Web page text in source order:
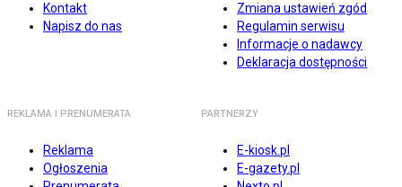
Kontakt
Napisz do nas
Zmiana ustawień zgód
Regulamin serwisu
Informacje o nadawcy
Deklaracja dostępności
REKLAMA I PRENUMERATA
Reklama
Ogłoszenia
PARTNERZY
E-kiosk.pl
E-gazety.pl